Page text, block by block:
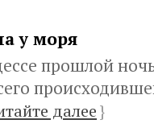
у моря
прошлой
далее}